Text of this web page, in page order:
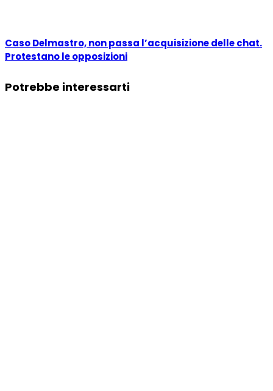
Caso Delmastro, non passa l’acquisizione delle chat.
Protestano le opposizioni
Potrebbe interessarti